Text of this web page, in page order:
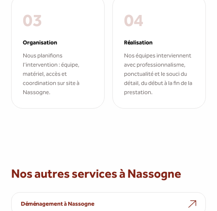
03
Organisation
Nous planifions
l'intervention : équipe,
matériel, accès et
coordination sur site à
Nassogne.
04
Réalisation
Nos équipes interviennent
avec professionnalisme,
ponctualité et le souci du
détail, du début à la fin de la
prestation.
Nos autres services à Nassogne
Déménagement à Nassogne